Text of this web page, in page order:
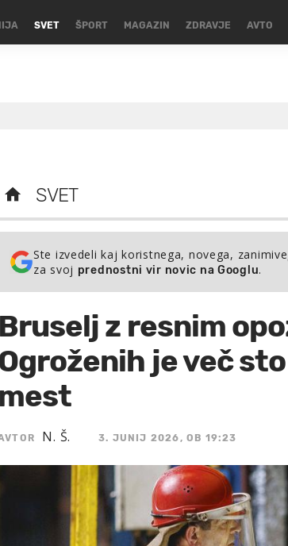
SVET ŠPORT MAGAZIN ZDRAVJE AVTO
SVET
Ste izvedeli kaj koristnega, novega,
za svoj prednostni vir novic na Googlu.
Bruselj z resnim
je več
mest
N. Š. 3. JUNIJ 2026, OB 19:23